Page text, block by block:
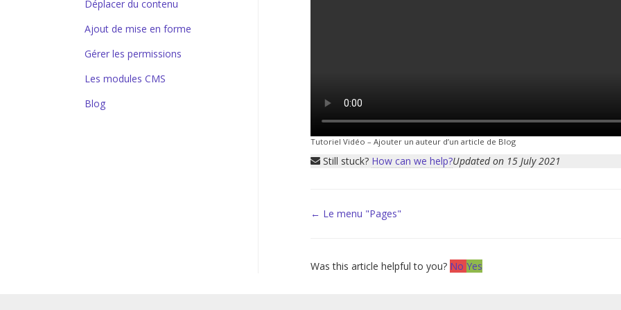
Déplacer du contenu
Ajout de mise en forme
Gérer les permissions
Les modules CMS
Blog
Tutoriel Vidéo – Ajouter un auteur d’un article de Blog
Still stuck? How can we help?Updated on 15 July 2021
Doc
← Le menu "Pages"
Was this article helpful to you? No Yes